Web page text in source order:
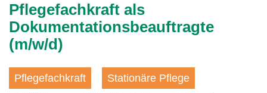
Pflegefachkraft als
Dokumentationsbeauftragte
(m/w/d)
Pflegefachkraft
Stationäre Pflege